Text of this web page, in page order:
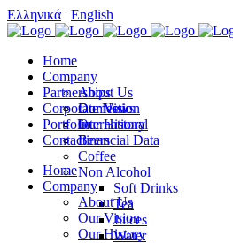
Ελληνικά | English
Home
Company
About Us
Our Vision
Our History
Financial Data
Partnerships
Domestic
International
Corporate News
Portfolio
Beers
Coffee
Non Alcohol
Soft Drinks
Tea
Juices
Water
Contact
Home
Company
About Us
Our Vision
Our History